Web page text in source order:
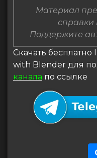
Материал
справки
Поддержите
Скачать
with Blender для
канала по ссылке